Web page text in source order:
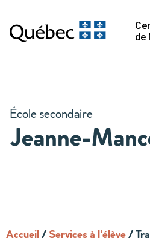
de
École secondaire
Jeanne-
Accueil/Services à l’élève/